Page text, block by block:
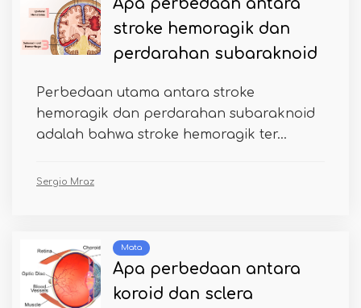
Apa perbedaan antara
stroke hemoragik dan
perdarahan subaraknoid
Perbedaan utama antara stroke
hemoragik dan perdarahan subaraknoid
adalah bahwa stroke hemoragik ter...
Sergio Mraz
Mata
Apa perbedaan antara
koroid dan sclera